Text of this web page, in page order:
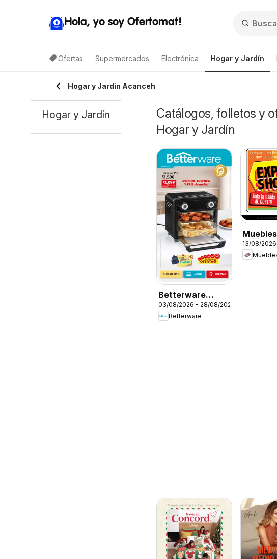
Hola, yo soy Ofertomat!
Ofertas Supermercados Electrónica Hogar y Jardín
Hogar y Jardín Acanceh
Catálogos, folletos y
Hogar y Jardín
Betterware
campaña 8 2026
03/08/2026 - 28/08/2026
Betterware
Show
13/08/
Hogar y Jardín